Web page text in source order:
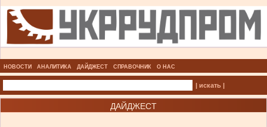
НОВОСТИ АНАЛИТИКА ДАЙДЖЕСТ СПРАВОЧНИК О НАС
| искать |
ДАЙДЖЕСТ